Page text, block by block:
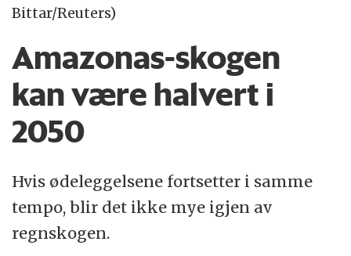
Bittar/Reuters)
Amazonas-skogen
kan være halvert i
2050
Hvis ødeleggelsene fortsetter i samme
tempo, blir det ikke mye igjen av
regnskogen.